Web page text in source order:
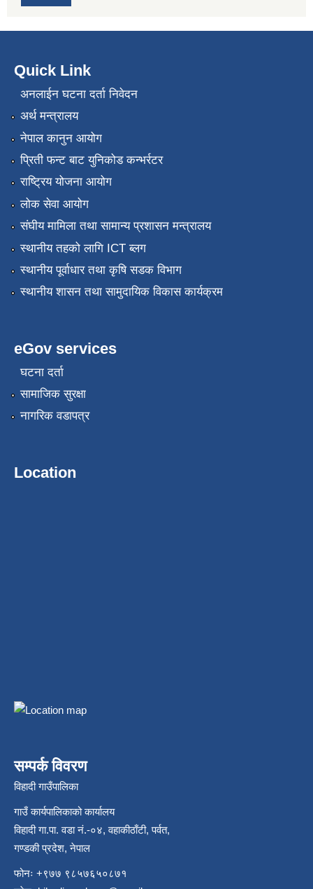
Quick Link
अनलाईन घटना दर्ता निवेदन
अर्थ मन्त्रालय
नेपाल कानुन आयोग
प्रिती फन्ट बाट युनिकोड कन्भर्रटर
राष्ट्रिय योजना आयोग
लोक सेवा आयोग
संघीय मामिला तथा सामान्य प्रशासन मन्त्रालय
स्थानीय तहको लागि ICT ब्लग
स्थानीय पूर्वाधार तथा कृषि सडक विभाग
स्थानीय शासन तथा सामुदायिक विकास कार्यक्रम
eGov services
घटना दर्ता
सामाजिक सुरक्षा
नागरिक वडापत्र
Location
सम्पर्क विवरण
विहादी गाउँपालिका
गाउँ कार्यपालिकाको कार्यालय
विहादी गा.पा. वडा नं.-०४, वहाकीठाँटी, पर्वत,
गण्डकी प्रदेश, नेपाल
फोनः +९७७ ९८५७६५०८७१